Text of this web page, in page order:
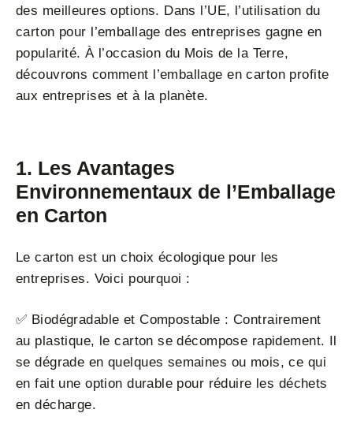
des meilleures options. Dans l’UE, l’utilisation du
carton pour l’emballage des entreprises gagne en
popularité. À l’occasion du Mois de la Terre,
découvrons comment l’emballage en carton profite
aux entreprises et à la planète.
1. Les Avantages
Environnementaux de l’Emballage
en Carton
Le carton est un choix écologique pour les
entreprises. Voici pourquoi :
✅ Biodégradable et Compostable : Contrairement
au plastique, le carton se décompose rapidement. Il
se dégrade en quelques semaines ou mois, ce qui
en fait une option durable pour réduire les déchets
en décharge.